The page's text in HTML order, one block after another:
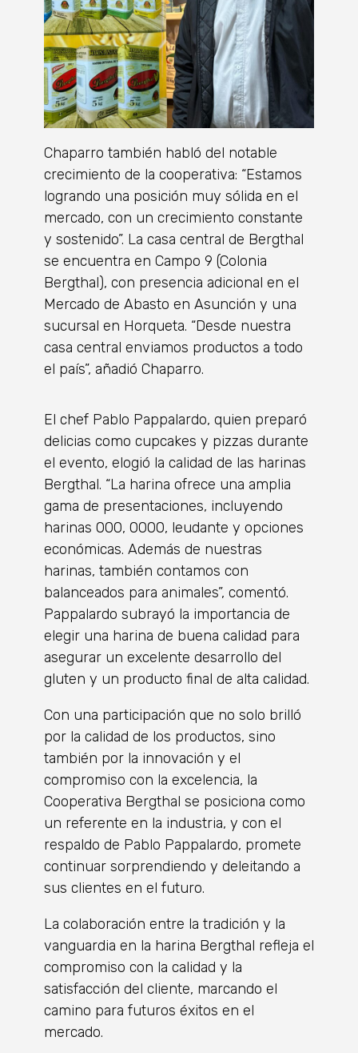
Chaparro también habló del notable
crecimiento de la cooperativa: “Estamos
logrando una posición muy sólida en el
mercado, con un crecimiento constante
y sostenido”. La casa central de Bergthal
se encuentra en Campo 9 (Colonia
Bergthal), con presencia adicional en el
Mercado de Abasto en Asunción y una
sucursal en Horqueta. “Desde nuestra
casa central enviamos productos a todo
el país”, añadió Chaparro.
El chef Pablo Pappalardo, quien preparó
delicias como cupcakes y pizzas durante
el evento, elogió la calidad de las harinas
Bergthal. “La harina ofrece una amplia
gama de presentaciones, incluyendo
harinas 000, 0000, leudante y opciones
económicas. Además de nuestras
harinas, también contamos con
balanceados para animales”, comentó.
Pappalardo subrayó la importancia de
elegir una harina de buena calidad para
asegurar un excelente desarrollo del
gluten y un producto final de alta calidad.
Con una participación que no solo brilló
por la calidad de los productos, sino
también por la innovación y el
compromiso con la excelencia, la
Cooperativa Bergthal se posiciona como
un referente en la industria, y con el
respaldo de Pablo Pappalardo, promete
continuar sorprendiendo y deleitando a
sus clientes en el futuro.
La colaboración entre la tradición y la
vanguardia en la harina Bergthal refleja el
compromiso con la calidad y la
satisfacción del cliente, marcando el
camino para futuros éxitos en el
mercado.